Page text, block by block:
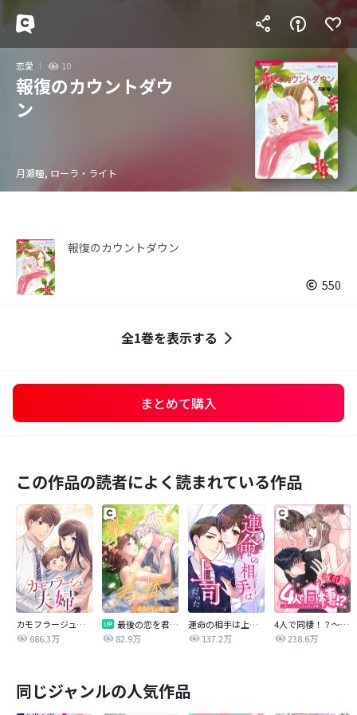
恋愛 10
報復のカウントダウ
ン
月瀬瞳, ローラ・ライト
報復のカウントダウン
550
全1巻を表示する
まとめて購入
この作品の読者によく読まれている作品
カモフラージュ夫婦
686.3万
最後の恋を君に捧ぐ～余命1年の御曹司～
82.9万
運命の相手は上司だった
137.2万
4人で同棲！？～逆ハーレムハウスへようこそ♥～【改訂版】
238.6万
同じジャンルの人気作品